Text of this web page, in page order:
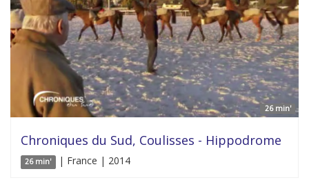
26 min'
Chroniques du Sud, Coulisses - Hippodrome
26 min' | France | 2014